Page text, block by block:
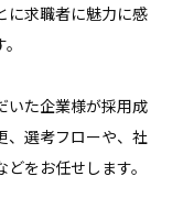
に求職者に魅力に感
いた企業様が採用成
、選考フローや、社
をお任せします。